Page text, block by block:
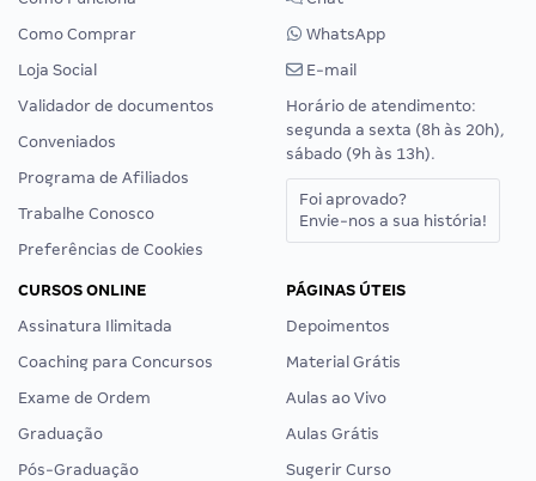
Como Comprar
Loja Social
Validador de documentos
Conveniados
Programa de Afiliados
Trabalhe Conosco
Preferências de Cookies
WhatsApp
E-mail
Horário de atendimento:
segunda a sexta (8h às 20h),
sábado (9h às 13h).
Foi aprovado?
Envie-nos a sua história!
CURSOS ONLINE
Assinatura Ilimitada
Coaching para Concursos
Exame de Ordem
Graduação
Pós-Graduação
PÁGINAS ÚTEIS
Depoimentos
Material Grátis
Aulas ao Vivo
Aulas Grátis
Sugerir Curso